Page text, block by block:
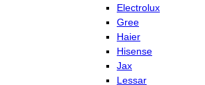
Electrolux
Gree
Haier
Hisense
Jax
Lessar